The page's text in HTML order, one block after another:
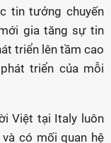
tin tưởng chuyến
gia tăng sự tin
triển lên tầm cao
triển của mỗi
Việt tại Italy luôn
có mối quan hệ